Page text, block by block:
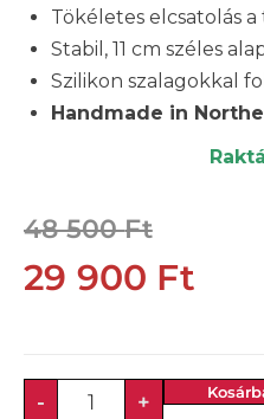
Tökéletes elcsatolás a
Stabil, 11 cm széles
Szilikon szalagokkal
Handmade in
48 500Ft
29 900 Ft
- +